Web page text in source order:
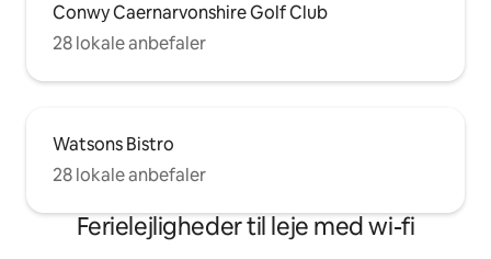
Conwy Caernarvonshire Golf Club
28 lokale anbefaler
Watsons Bistro
28 lokale anbefaler
Ferielejligheder til leje med wi-fi